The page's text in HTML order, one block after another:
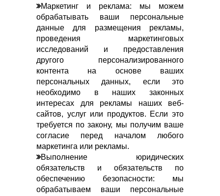
Маркетинг и реклама: мы можем
обрабатывать ваши персональные
данные для размещения рекламы,
проведения маркетинговых
исследований и предоставления
другого персонализированного
контента на основе ваших
персональных данных, если это
необходимо в наших законных
интересах для рекламы наших веб-
сайтов, услуг или продуктов. Если это
требуется по закону, мы получим ваше
согласие перед началом любого
маркетинга или рекламы.
Выполнение юридических
обязательств и обязательств по
обеспечению безопасности: мы
обрабатываем ваши персональные